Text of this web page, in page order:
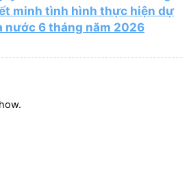
minh tình hình thực hiện dự
nước 6 tháng năm 2026